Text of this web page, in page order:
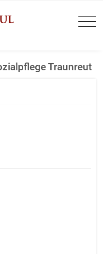
Traunreut